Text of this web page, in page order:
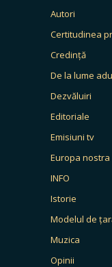
Autori
Certitudinea
Credință
De la lume
Dezvăluiri
Editoriale
Emisiuni tv
Europa nostra
INFO
Istorie
Modelul de
Muzica
Opinii